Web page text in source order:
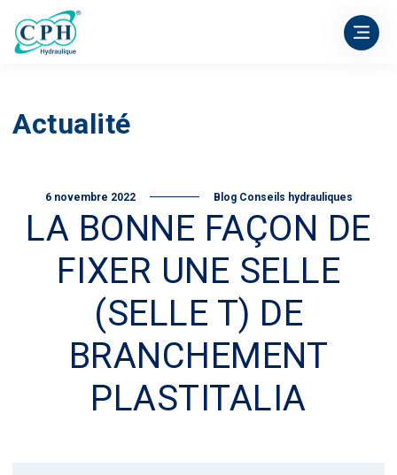
Actualité
6 novembre 2022 Blog Conseils hydrauliques
LA BONNE FAÇON DE
FIXER UNE SELLE
(SELLE T) DE
BRANCHEMENT
PLASTITALIA